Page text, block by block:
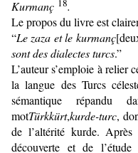
Kurmanç
.
Le propos du livre est
“Le zaza et le kurmanç
sont des dialectes turcs.”
L’auteur s’emploie à relier
la langue des Turcs
séman­tique
motTürkkürt,kurde-turc,
de l’altérité kurde.
découverte et de